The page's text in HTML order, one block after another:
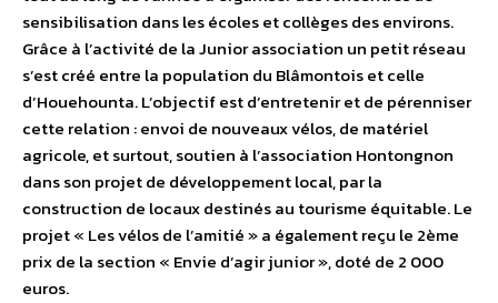
sensibilisation dans les écoles et collèges des environs.
Grâce à l’activité de la Junior association un petit réseau
s’est créé entre la population du Blâmontois et celle
d’Houehounta. L’objectif est d’entretenir et de pérenniser
cette relation : envoi de nouveaux vélos, de matériel
agricole, et surtout, soutien à l’association Hontongnon
dans son projet de développement local, par la
construction de locaux destinés au tourisme équitable. Le
projet « Les vélos de l’amitié » a également reçu le 2ème
prix de la section « Envie d’agir junior », doté de 2 000
euros.